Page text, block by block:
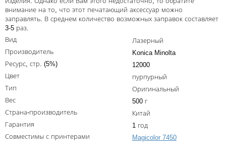
OKI
Panasonic
Samsung
Xerox
внимание на то, что этот печатающий аксессуар можно
заправлять. В среднем количество возможных заправок составляет
3-5 раз.
Вид
Лазерный
Производитель
Konica Minolta
Ресурс, стр. (5%)
12000
Цвет
пурпурный
Тип
Оригинальный
Вес
500 г
Страна-производитель
Китай
Гарантия
1 год
Совместимы с принтерами
Magicolor 7450